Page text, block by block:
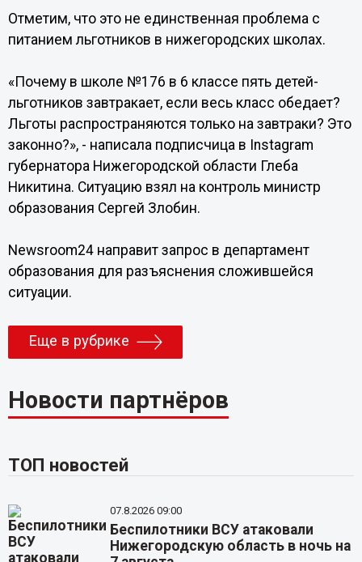
Отметим, что это не единственная проблема с
питанием льготников в нижегородских школах.
«Почему в школе №176 в 6 классе пять детей-
льготников завтракает, если весь класс обедает?
Льготы распространяются только на завтраки? Это
законно?», - написала подписчица в Instagram
губернатора Нижегородской области Глеба
Никитина. Ситуацию взял на контроль министр
образования Сергей Злобин.
Newsroom24 направит запрос в департамент
образования для разъяснения сложившейся
ситуации.
Еще в рубрике
Новости партнёров
ТОП новостей
07.8.2026 09:00
Беспилотники ВСУ атаковали
Нижегородскую область в ночь на